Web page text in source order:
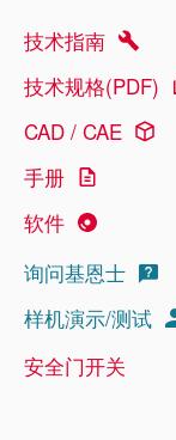
技术指南
技术规格(PDF)
CAD / CAE
手册
软件
询问基恩士
样机演示/测试
安全门开关